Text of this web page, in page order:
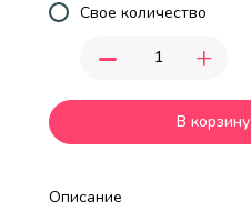
Описание
Свое количество
- +
В корзину